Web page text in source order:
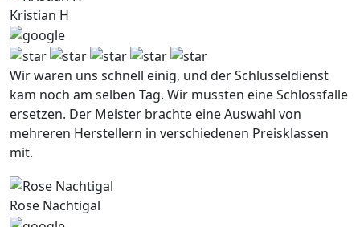
Kristian H
Wir waren uns schnell einig, und der Schlusseldienst
kam noch am selben Tag. Wir mussten eine Schlossfalle
ersetzen. Der Meister brachte eine Auswahl von
mehreren Herstellern in verschiedenen Preisklassen
mit.
Rose Nachtigal